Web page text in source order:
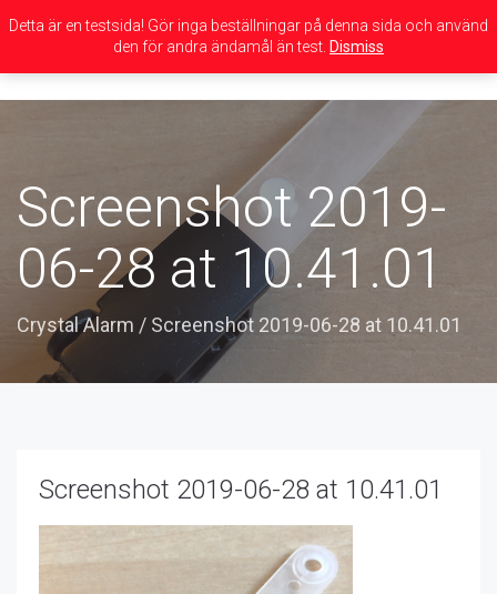
navigation
Screenshot 2019-
06-28 at 10.41.01
Crystal Alarm / Screenshot 2019-06-28 at 10.41.01
Screenshot 2019-06-28 at 10.41.01
Detta är en testsida! Gör inga beställningar på denna sida och använd
den för andra ändamål än test. Dismiss